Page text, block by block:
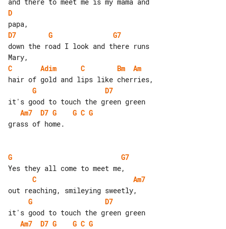
D
D7
G
G7
down the road I look and there runs
C
Adim C Bm
Am
G
D7
Am7
D7 G G C G
grass of home.
G
G7
C
Am7
G
D7
Am7
D7 G G C G